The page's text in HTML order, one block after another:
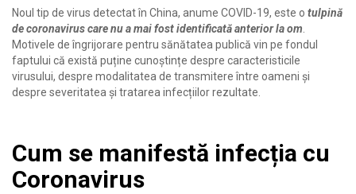
Noul tip de virus detectat în China, anume COVID-19, este o tulpină
de coronavirus care nu a mai fost identificată anterior la om
Motivele de îngrijorare pentru sănătatea publică vin pe fondul
faptului că există puține cunoștințe despre caracteristicile
virusului, despre modalitatea de transmitere între oameni și
despre severitatea și tratarea infecțiilor rezultate.
Cum se manifestă infecția cu
Coronavirus